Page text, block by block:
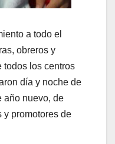
a todo el
obreros y
todos los centros
día y noche de
año nuevo, de
y promotores de